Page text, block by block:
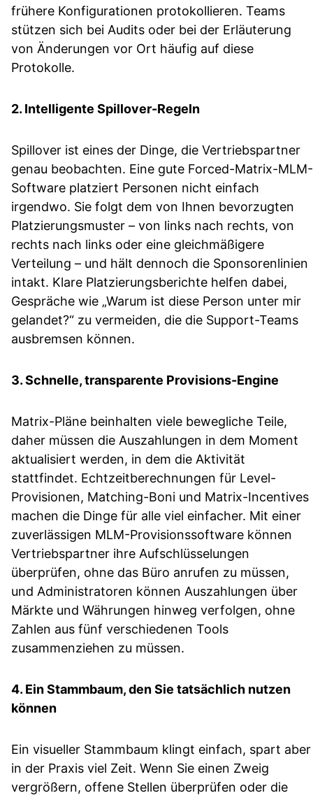
frühere Konfigurationen protokollieren. Teams
stützen sich bei Audits oder bei der Erläuterung
von Änderungen vor Ort häufig auf diese
Protokolle.
2. Intelligente Spillover-Regeln
Spillover ist eines der Dinge, die Vertriebspartner
genau beobachten. Eine gute Forced-Matrix-MLM-
Software platziert Personen nicht einfach
irgendwo. Sie folgt dem von Ihnen bevorzugten
Platzierungsmuster – von links nach rechts, von
rechts nach links oder eine gleichmäßigere
Verteilung – und hält dennoch die Sponsorenlinien
intakt. Klare Platzierungsberichte helfen dabei,
Gespräche wie „Warum ist diese Person unter mir
gelandet?“ zu vermeiden, die die Support-Teams
ausbremsen können.
3. Schnelle, transparente Provisions-Engine
Matrix-Pläne beinhalten viele bewegliche Teile,
daher müssen die Auszahlungen in dem Moment
aktualisiert werden, in dem die Aktivität
stattfindet. Echtzeitberechnungen für Level-
Provisionen, Matching-Boni und Matrix-Incentives
machen die Dinge für alle viel einfacher. Mit einer
zuverlässigen MLM-Provisionssoftware können
Vertriebspartner ihre Aufschlüsselungen
überprüfen, ohne das Büro anrufen zu müssen,
und Administratoren können Auszahlungen über
Märkte und Währungen hinweg verfolgen, ohne
Zahlen aus fünf verschiedenen Tools
zusammenziehen zu müssen.
4. Ein Stammbaum, den Sie tatsächlich nutzen
können
Ein visueller Stammbaum klingt einfach, spart aber
in der Praxis viel Zeit. Wenn Sie einen Zweig
vergrößern, offene Stellen überprüfen oder die